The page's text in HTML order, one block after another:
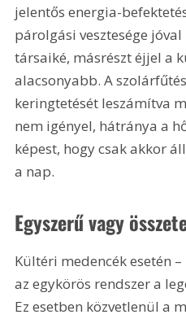
jelentős energia-
párolgási vesztesége
társaiké, másrészt éjjel a
alacsonyabb. A
keringtetését leszámítva
nem igényel, hátránya a
képest, hogy csak akkor
a nap.
Egyszerű vagy
Kültéri medencék esetén
az egykörös rendszer a
Ez esetben közvetlenül a